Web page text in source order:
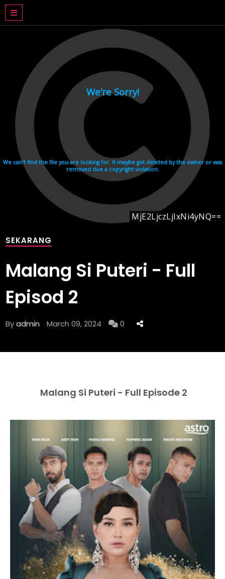
SEKARANG
Malang Si Puteri - Full
Episod 2
Byadmin March 09, 2024 0
Malang Si Puteri - Full Episode 2